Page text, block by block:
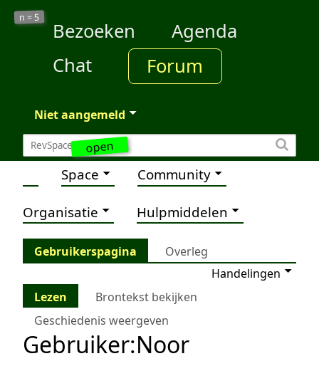
open
n = 5
Bezoeken
Agenda
Chat
Forum
Niet aangemeld
Space Community
Organisatie Hulpmiddelen
Gebruikerspagina
Overleg
Handelingen
Lezen
Brontekst bekijken
Geschiedenis weergeven
Gebruiker:Noor